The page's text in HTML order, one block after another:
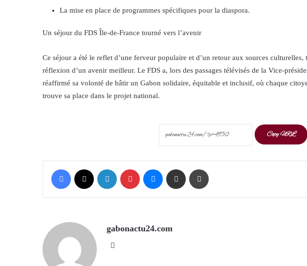
La mise en place de programmes spécifiques pour la diaspora.
Un séjour du FDS Île-de-France tourné vers l’avenir
Ce séjour a été le reflet d’une ferveur populaire et d’un retour aux sources culturelles,
réflexion d’un avenir meilleur. Le FDS a, lors des passages télévisés de la Vice-
réaffirmé sa volonté de bâtir un Gabon solidaire, équitable et inclusif, où chaque
trouve sa place dans le projet national.
Copy URL
Facebook LinkedIn Pinterest Messenger Share via Email
gabonactu24.com